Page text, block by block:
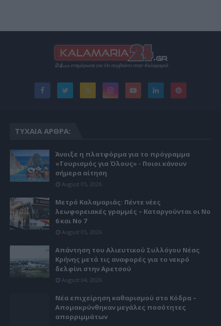
ΤΥΧΑΊΑ ΆΡΘΡΑ:
Άνοιξε η πλατφόρμα για το πρόγραμμα
«Τουρισμός για Όλους» - Ποιοι κάνουν
σήμερα αίτηση
August 05, 2026
Μετρό Καλαμαριάς: Πέντε νέες
λεωφορειακές γραμμές – Καταργούνται οι Νο
6 και Νο 7
August 05, 2026
Απάντηση του Αλιευτικού Συλλόγου Νέας
Κρήνης μετά τις αναφορές για το νεκρό
δελφίνι στην Αρετσού
August 04, 2026
Νέα επιχείρηση καθαρισμού στο Κόδρα –
Απομακρύνθηκαν μεγάλες ποσότητες
απορριμμάτων